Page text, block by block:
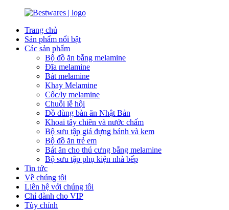
Trang chủ
Sản phẩm nổi bật
Các sản phẩm
Bộ đồ ăn bằng melamine
Đĩa melamine
Bát melamine
Khay Melamine
Cốc/ly melamine
Chuỗi lễ hội
Đồ dùng bàn ăn Nhật Bản
Khoai tây chiên và nước chấm
Bộ sưu tập giá đựng bánh và kem
Bộ đồ ăn trẻ em
Bát ăn cho thú cưng bằng melamine
Bộ sưu tập phụ kiện nhà bếp
Tin tức
Về chúng tôi
Liên hệ với chúng tôi
Chỉ dành cho VIP
Tùy chỉnh